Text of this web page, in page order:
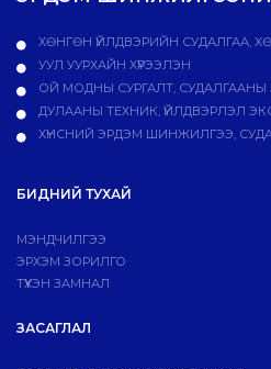
ХӨНГӨН ҮЙЛДВЭРИЙН СУДАЛГАА,
УУЛ УУРХАЙН ХҮРЭЭЛЭН
ОЙ МОДНЫ СУРГАЛТ, СУДАЛГААНЫ
ДУЛААНЫ ТЕХНИК, ҮЙЛДВЭРЛЭЛ
ХҮНСНИЙ ЭРДЭМ ШИНЖИЛГЭЭ,
БИДНИЙ ТУХАЙ
МЭНДЧИЛГЭЭ
ЭРХЭМ ЗОРИЛГО
ТҮҮХЭН ЗАМНАЛ
ЗАСАГЛАЛ